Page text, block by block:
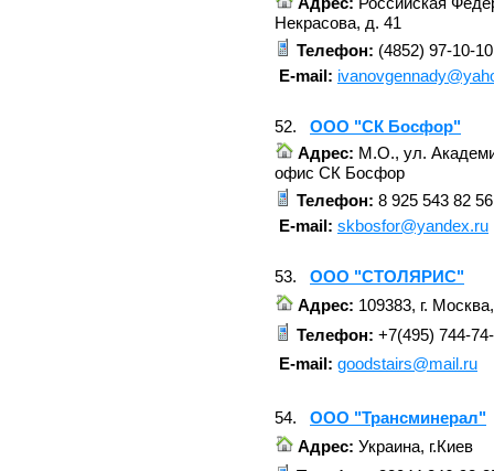
Некрасова, д. 41
Телефон: (4852) 97-10-10
E-mail:
52. ООО "СК Босфор"
Адрес: М.О., ул.
офис СК Босфор
Телефон: 8 925 543 82 56
E-mail: skbosfor@yandex.ru
53. ООО "СТОЛЯРИС"
Адрес: 109383, г.
Телефон: +7(495) 744-
E-mail: goodstairs@mail.ru
54. ООО "Трансминерал"
Адрес: Украина, г.Киев